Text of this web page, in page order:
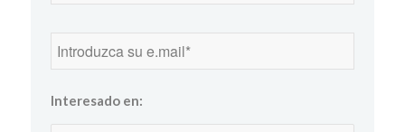
Interesado en: